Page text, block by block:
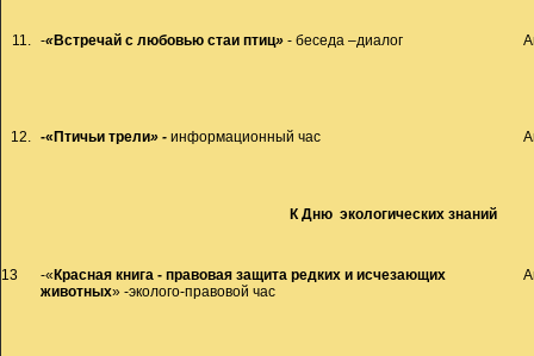
11. -«Встречай с любовью стаи птиц» - беседа –диалог
12. -«Птичьи трели» - информационный час
К Дню экологических знаний
13 -« Красная книга - правовая защита редких и исчезающих
животных» -эколого-правовой час